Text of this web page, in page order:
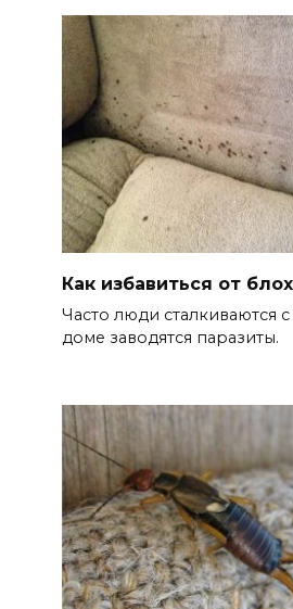
Как избавиться от
Часто люди сталкиваются с
доме заводятся паразиты.